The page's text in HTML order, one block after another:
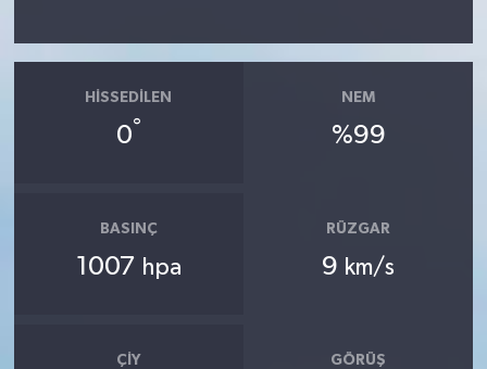
HISSEDILEN
0°
NEM
%99
BASINÇ
1007 hpa
RÜZGAR
9 km/s
ÇIY GÖRÜŞ